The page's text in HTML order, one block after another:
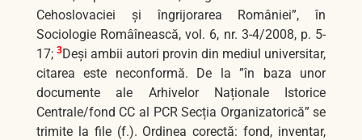
Cehoslovaciei și îngrijorarea României”, în
Sociologie Româînească, vol. 6, nr. 3-4/2008, p. 5-
17; 3Deși ambii autori provin din mediul universitar,
citarea este neconformă. De la ”în baza unor
documente ale Arhivelor Naționale Istorice
Centrale/fond CC al PCR Secția Organizatorică” se
trimite la file (f.). Ordinea corectă: fond, inventar,